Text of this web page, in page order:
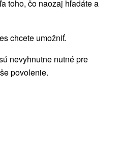
Múzeum
toho, čo naozaj hľadáte a
chcete umožniť.
nevyhnutne nutné pre
povolenie.